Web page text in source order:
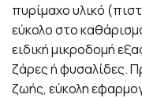
πυρίμαχο υλικό
εύκολο στο
ειδική μικροδομή
ζάρες ή φυσαλίδες.
ζωής, εύκολη